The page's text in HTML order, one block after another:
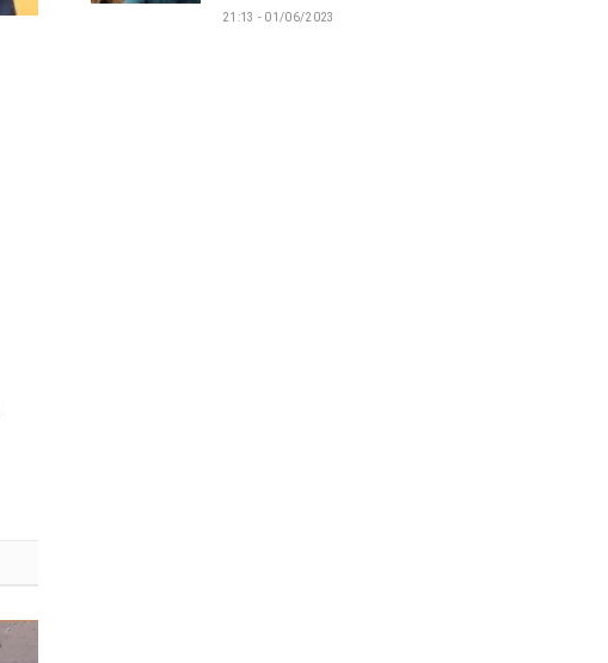
21:13 - 01/06/2023